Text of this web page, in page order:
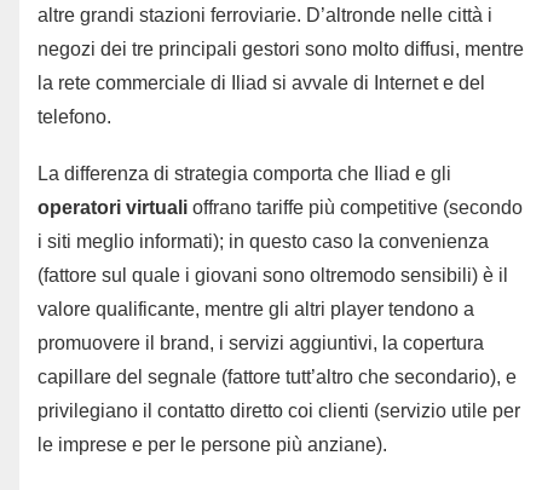
altre grandi stazioni ferroviarie. D’altronde nelle città i
negozi dei tre principali gestori sono molto diffusi, mentre
la rete commerciale di Iliad si avvale di Internet e del
telefono.
La differenza di strategia comporta che Iliad e gli
operatori virtuali offrano tariffe più competitive (secondo
i siti meglio informati); in questo caso la convenienza
(fattore sul quale i giovani sono oltremodo sensibili) è il
valore qualificante, mentre gli altri player tendono a
promuovere il brand, i servizi aggiuntivi, la copertura
capillare del segnale (fattore tutt’altro che secondario), e
privilegiano il contatto diretto coi clienti (servizio utile per
le imprese e per le persone più anziane).